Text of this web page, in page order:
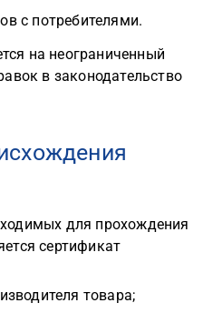
с потребителями.
на неограниченный
в законодательство
для прохождения
сертификат
товара;